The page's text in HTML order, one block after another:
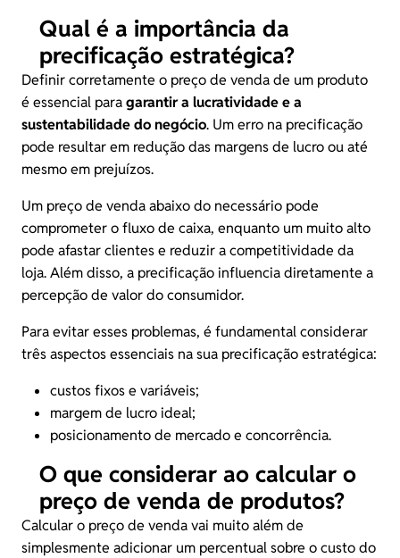
Qual é a importância da
precificação estratégica?
Definir corretamente o preço de venda de um produto
é essencial paragarantir a lucratividade e a
sustentabilidade do negócio. Um erro na precificação
pode resultar em redução das margens de lucroou até
mesmo em prejuízos.
Um preço de venda abaixo do necessário pode
comprometer o fluxo de caixa, enquanto um muito alto
pode afastar clientes e reduzir a competitividade da
loja. Além disso, a precificação influencia diretamente a
percepção de valor do consumidor.
Para evitar esses problemas, é fundamental considerar
três aspectos essenciais na sua precificação estratégica:
custos fixos e variáveis;
margem de lucro ideal;
posicionamento de mercado e concorrência.
O que considerar ao calcular o
preço de venda de produtos?
Calcular o preço de venda vai muito além de
simplesmente adicionar um percentual sobre o custo do